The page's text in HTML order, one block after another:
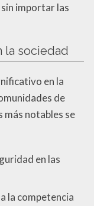
importar las
la sociedad
en la
de
más notables se
en las
la competencia